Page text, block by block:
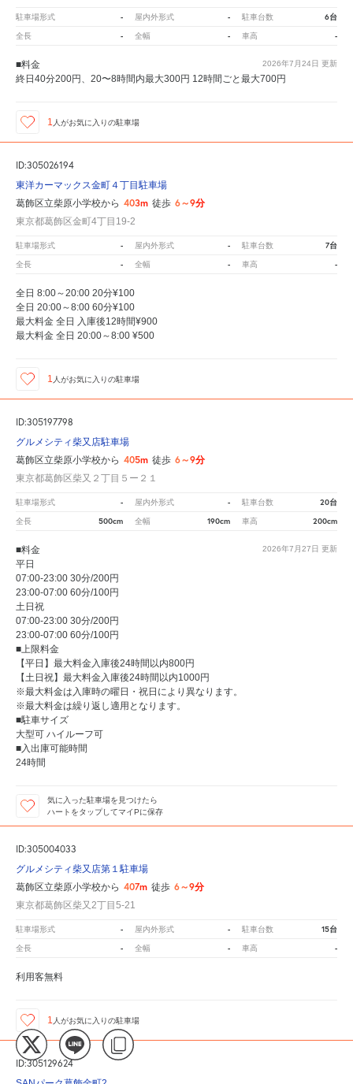
駐車場形式 - 屋内外形式 - 駐車台数 6台
全長 - 全幅 - 車高 -
2026年7月24日 更新
■料金
終日40分200円、20〜8時間内最大300円 12時間ごと最大700円
1 人がお気に入りの駐車場
ID:305026194
東洋カーマックス金町４丁目駐車場
葛飾区立柴原小学校から 403m 徒歩 6～9分
東京都葛飾区金町4丁目19-2
駐車場形式 - 屋内外形式 - 駐車台数 7台
全長 - 全幅 - 車高 -
全日 8:00～20:00 20分¥100
全日 20:00～8:00 60分¥100
最大料金 全日 入庫後12時間¥900
最大料金 全日 20:00～8:00 ¥500
1 人がお気に入りの駐車場
ID:305197798
グルメシティ柴又店駐車場
葛飾区立柴原小学校から 405m 徒歩 6～9分
東京都葛飾区柴又２丁目５ー２１
駐車場形式 - 屋内外形式 - 駐車台数 20台
全長 500cm 全幅 190cm 車高 200cm
2026年7月27日 更新
■料金
平日
07:00-23:00 30分/200円
23:00-07:00 60分/100円
土日祝
07:00-23:00 30分/200円
23:00-07:00 60分/100円
■上限料金
【平日】最大料金入庫後24時間以内800円
【土日祝】最大料金入庫後24時間以内1000円
※最大料金は入庫時の曜日・祝日により異なります。
※最大料金は繰り返し適用となります。
■駐車サイズ
大型可 ハイルーフ可
■入出庫可能時間
24時間
気に入った駐車場を見つけたら
ハートをタップしてマイPに保存
ID:305004033
グルメシティ柴又店第１駐車場
葛飾区立柴原小学校から 407m 徒歩 6～9分
東京都葛飾区柴又2丁目5-21
駐車場形式 - 屋内外形式 - 駐車台数 15台
全長 - 全幅 - 車高 -
利用客無料
1 人がお気に入りの駐車場
ID:305129624